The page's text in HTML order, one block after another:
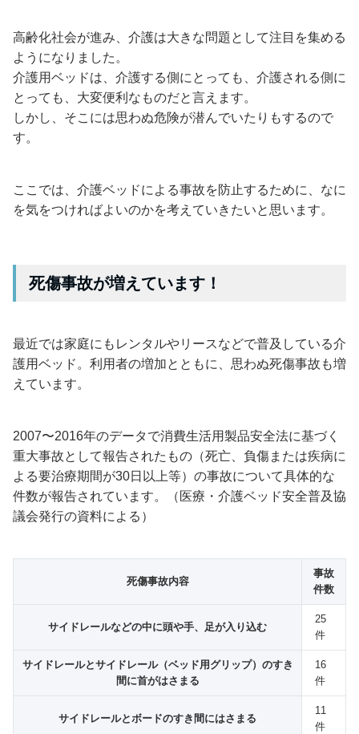
高齢化社会が進み、介護は大きな問題として注目を集める
ようになりました。
介護用ベッドは、介護する側にとっても、介護される側に
とっても、大変便利なものだと言えます。
しかし、そこには思わぬ危険が潜んでいたりもするので
す。
ここでは、介護ベッドによる事故を防止するために、なに
を気をつければよいのかを考えていきたいと思います。
死傷事故が増えています！
最近では家庭にもレンタルやリースなどで普及している介
護用ベッド。利用者の増加とともに、思わぬ死傷事故も増
えています。
2007〜2016年のデータで消費生活用製品安全法に基づく
重大事故として報告されたもの（死亡、負傷または疾病に
よる要治療期間が30日以上等）の事故について具体的な
件数が報告されています。（医療・介護ベッド安全普及協
議会発行の資料による）
死傷事故内容
事故
件数
サイドレールなどの中に頭や手、足が入り込む
25
件
サイドレールとサイドレール（ベッド用グリップ）のすき
間に首がはさまる
16
件
サイドレールとボードのすき間にはさまる
11
件